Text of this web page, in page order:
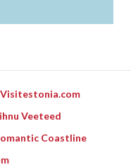
Visitestonia.com
Veeteed
Coastline